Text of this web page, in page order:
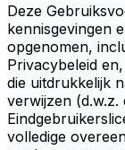
Deze
kennisgevingen
opgenomen,
Privacybeleid
die uitdrukkelijk
verwijzen (d.w.z.
volledige